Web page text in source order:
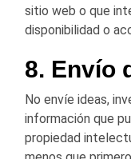
sitio web o que
disponibilidad o
8. Envío
No envíe ideas,
información que
propiedad